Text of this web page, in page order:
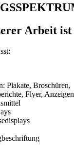
Arbeit
Plakate, Broschüren,
Flyer,